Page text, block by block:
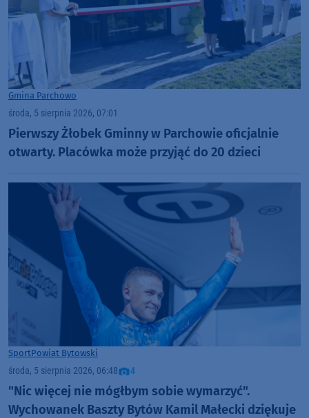
Gmina Parchowo
środa, 5 sierpnia 2026, 07:01
Pierwszy Żłobek Gminny w Parchowie oficjalnie
otwarty. Placówka może przyjąć do 20 dzieci
SportPowiat Bytowski
środa, 5 sierpnia 2026, 06:48 4
"Nic więcej nie mógłbym sobie wymarzyć".
Wychowanek Baszty Bytów Kamil Małecki dziękuje